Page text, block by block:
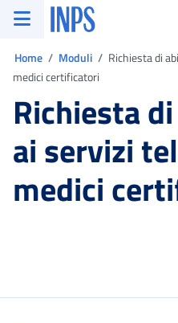
Vai al menu principale
Vai al contenuto principale
Vai al pie' di pagina
INPS ()
Home Moduli
Richiesta di
medici certificatori
Richiesta
ai servizi
medici